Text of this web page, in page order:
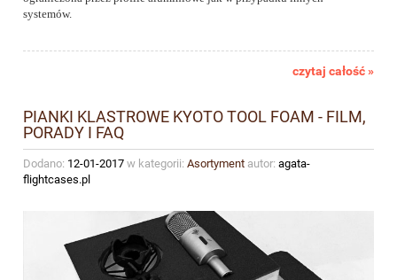
systemów.
czytaj całość »
PIANKI KLASTROWE KYOTO TOOL FOAM - FILM,
PORADY I FAQ
Dodano: 12-01-2017 w kategorii: Asortyment autor: agata-
flightcases.pl